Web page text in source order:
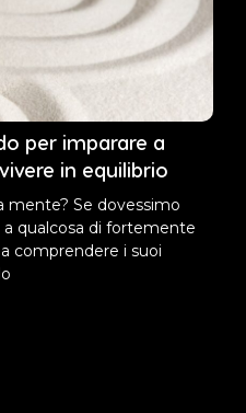
per imparare a
in equilibrio
mente? Se dovessimo
qualcosa di fortemente
comprendere i suoi